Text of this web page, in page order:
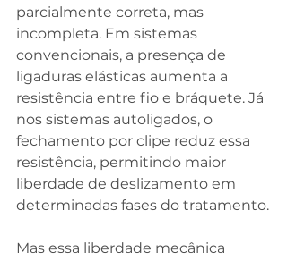
parcialmente correta, mas
incompleta. Em sistemas
convencionais, a presença de
ligaduras elásticas aumenta a
resistência entre fio e bráquete. Já
nos sistemas autoligados, o
fechamento por clipe reduz essa
resistência, permitindo maior
liberdade de deslizamento em
determinadas fases do tratamento.
Mas essa liberdade mecânica